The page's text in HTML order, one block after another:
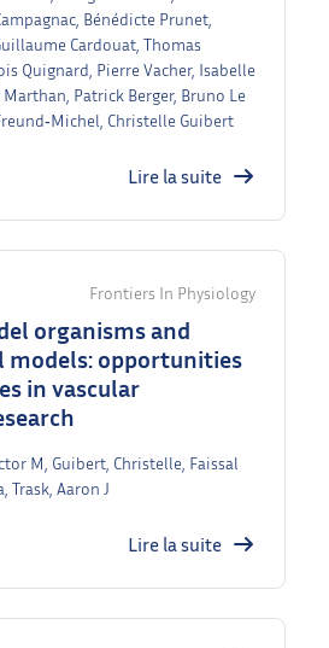
Bénédicte Prunet,
Cardouat, Thomas
Quignard, Pierre Vacher, Isabelle
Patrick Berger, Bruno Le
Christelle Guibert
Lire la suite
Frontiers In Physiology
organisms and
models: opportunities
in vascular
M, Guibert, Christelle, Faissal
Trask, Aaron J
Lire la suite